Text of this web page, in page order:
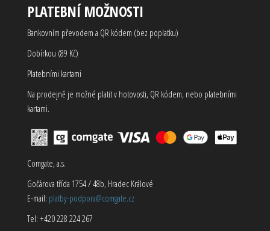
PLATEBNÍ MOŽNOSTI
Bankovním převodem a QR kódem (bez poplatku)
Dobírkou (89 Kč)
Platebními kartami
Na prodejně je možné platit v hotovosti, QR kódem, nebo platebními
kartami.
Comgate, a.s.
Gočárova třída 1754 / 48b, Hradec Králové
E-mail: platby-podpora@comgate.cz
Tel: +420 228 224 267